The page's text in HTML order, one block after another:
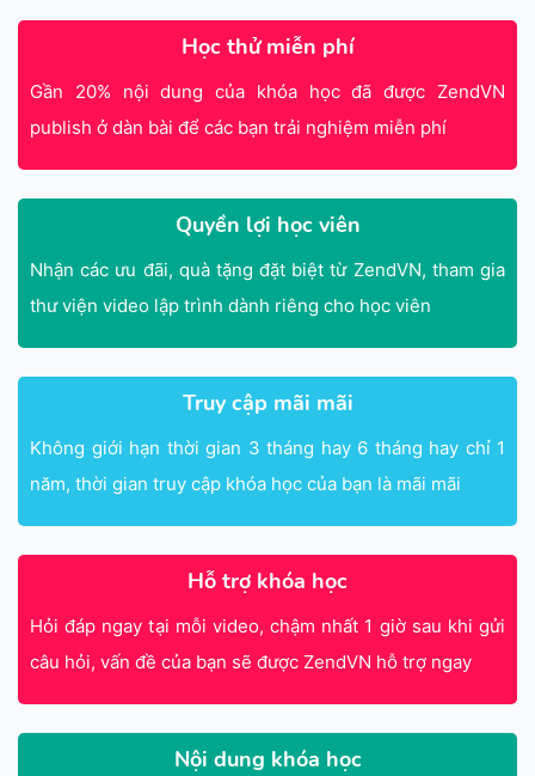
Học thử miễn phí
Gần 20% nội dung của khóa học đã được ZendVN
publish ở dàn bài để các bạn trải nghiệm miễn phí
Quyền lợi học viên
Nhận các ưu đãi, quà tặng đặt biệt từ ZendVN, tham gia
thư viện video lập trình dành riêng cho học viên
Truy cập mãi mãi
Không giới hạn thời gian 3 tháng hay 6 tháng hay chỉ 1
năm, thời gian truy cập khóa học của bạn là mãi mãi
Hỗ trợ khóa học
Hỏi đáp ngay tại mỗi video, chậm nhất 1 giờ sau khi gửi
câu hỏi, vấn đề của bạn sẽ được ZendVN hỗ trợ ngay
Nội dung khóa học